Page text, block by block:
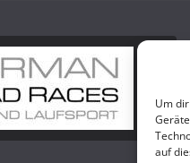
Um
auf